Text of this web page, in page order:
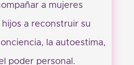
a mujeres
a reconstruir su
la autoestima,
poder personal.